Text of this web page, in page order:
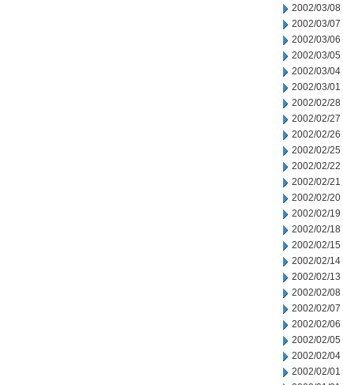
2002/03/08
2002/03/07
2002/03/06
2002/03/05
2002/03/04
2002/03/01
2002/02/28
2002/02/27
2002/02/26
2002/02/25
2002/02/22
2002/02/21
2002/02/20
2002/02/19
2002/02/18
2002/02/15
2002/02/14
2002/02/13
2002/02/08
2002/02/07
2002/02/06
2002/02/05
2002/02/04
2002/02/01